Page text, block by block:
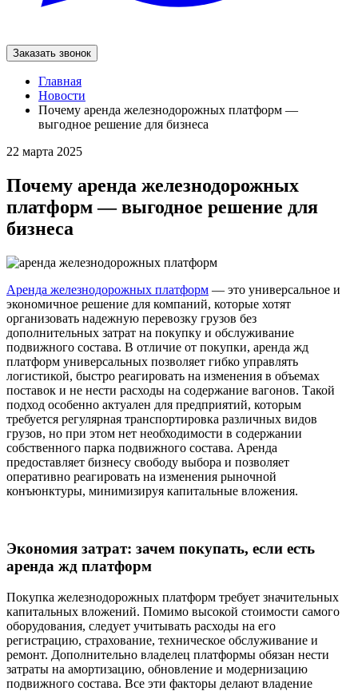
Заказать звонок
Главная
Новости
Почему аренда железнодорожных платформ —
выгодное решение для бизнеса
22 марта 2025
Почему аренда железнодорожных
платформ — выгодное решение для
бизнеса
Аренда железнодорожных платформ — это универсальное и
экономичное решение для компаний, которые хотят
организовать надежную перевозку грузов без
дополнительных затрат на покупку и обслуживание
подвижного состава. В отличие от покупки, аренда жд
платформ универсальных позволяет гибко управлять
логистикой, быстро реагировать на изменения в объемах
поставок и не нести расходы на содержание вагонов. Такой
подход особенно актуален для предприятий, которым
требуется регулярная транспортировка различных видов
грузов, но при этом нет необходимости в содержании
собственного парка подвижного состава. Аренда
предоставляет бизнесу свободу выбора и позволяет
оперативно реагировать на изменения рыночной
конъюнктуры, минимизируя капитальные вложения.
Экономия затрат: зачем покупать, если есть
аренда жд платформ
Покупка железнодорожных платформ требует значительных
капитальных вложений. Помимо высокой стоимости самого
оборудования, следует учитывать расходы на его
регистрацию, страхование, техническое обслуживание и
ремонт. Дополнительно владелец платформы обязан нести
затраты на амортизацию, обновление и модернизацию
подвижного состава. Все эти факторы делают владение